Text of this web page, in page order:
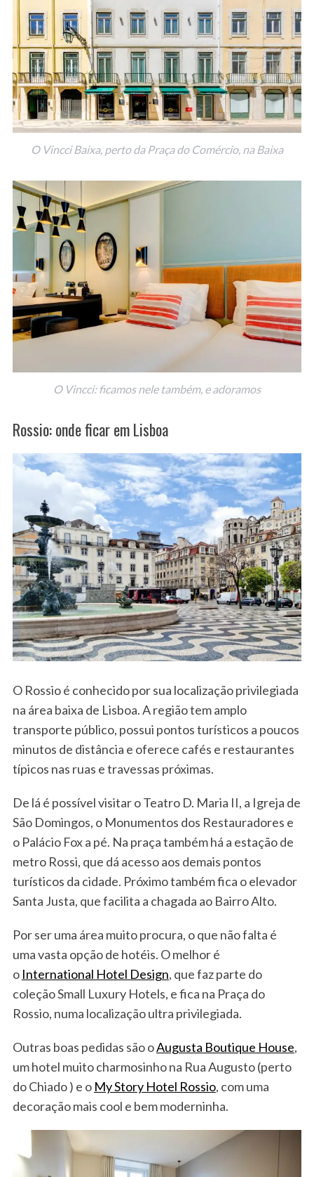
O Vincci Baixa, perto da Praça do Comércio, na Baixa
O Vincci: ficamos nele também, e adoramos
Rossio: onde ficar em Lisboa
O Rossio é conhecido por sua localização privilegiada
na área baixa de Lisboa. A região tem amplo
transporte público, possui pontos turísticos a poucos
minutos de distância e oferece cafés e restaurantes
típicos nas ruas e travessas próximas.
De lá é possível visitar o Teatro D. Maria II, a Igreja de
São Domingos, o Monumentos dos Restauradores e
o Palácio Fox a pé. Na praça também há a estação de
metro Rossi, que dá acesso aos demais pontos
turísticos da cidade. Próximo também fica o elevador
Santa Justa, que facilita a chagada ao Bairro Alto.
Por ser uma área muito procura, o que não falta é
uma vasta opção de hotéis. O melhor é
o International Hotel Design, que faz parte do
coleção Small Luxury Hotels, e fica na Praça do
Rossio, numa localização ultra privilegiada.
Outras boas pedidas são oAugusta Boutique House,
um hotel muito charmosinho na Rua Augusto (perto
do Chiado ) e o My Story Hotel Rossio, com uma
decoração mais cool e bem moderninha.